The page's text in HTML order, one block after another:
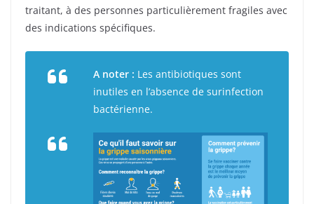
traitant, à des personnes particulièrement fragiles avec
des indications spécifiques.
A noter : Les antibiotiques sont
inutiles en l’absence de surinfection
bactérienne.